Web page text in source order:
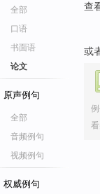
全部
口语
书面语
论文
原声例句
全部
音频例句
视频例句
权威例句
查
或